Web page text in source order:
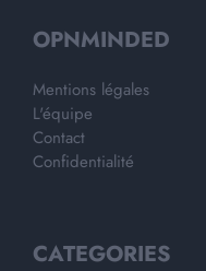
OPNMINDED
Mentions légales
L'équipe
Contact
Confidentialité
CATEGORIES